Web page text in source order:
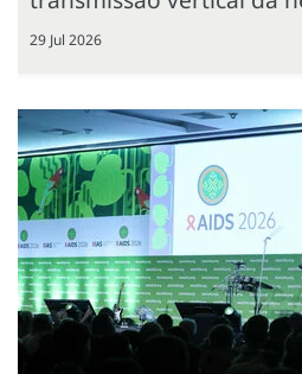
29 Jul 2026